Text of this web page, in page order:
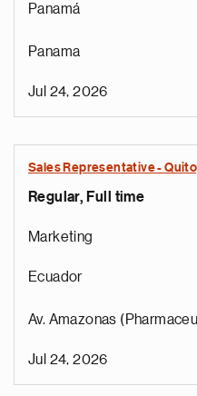
Panamá
Panama
Jul 24, 2026
Sales Representative -
Regular, Full time
Marketing
Ecuador
Av. Amazonas
Jul 24, 2026